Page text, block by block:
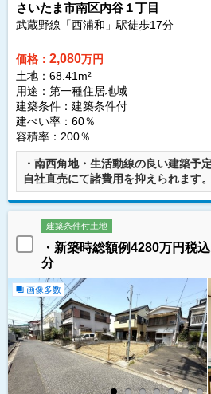
さいたま市南区内谷１丁目
武蔵野線「西浦和」駅徒歩17分
価格： 2,080万円
土地：68.41m²
用途：第一種住居地域
建築条件： 建築条件付
建ぺい率：60％
容積率：200％
・南西角地・生活動線の良い建築予
自社直売にて諸費用を抑えられます。
建築条件付土地
・新築時総額例4280万円税
分
画像多数